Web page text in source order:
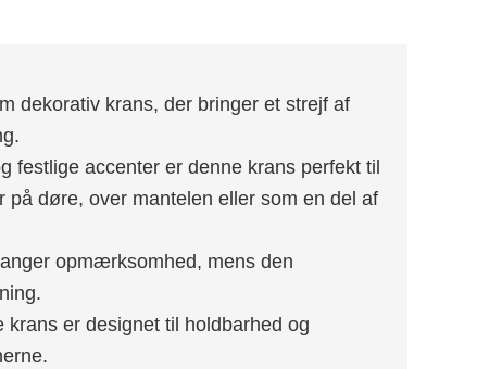
dekorativ krans, der bringer et strejf af
festlige accenter er denne krans perfekt til
døre, over mantelen eller som en del af
opmærksomhed, mens den
er designet til holdbarhed og